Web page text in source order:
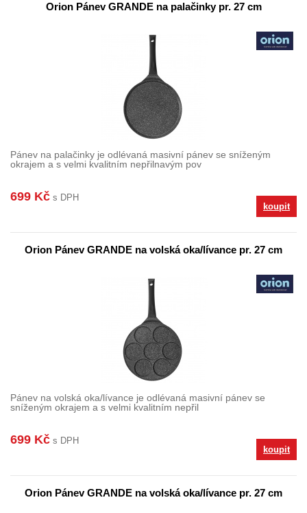
Orion Pánev GRANDE na palačinky pr. 27 cm
Pánev na palačinky je odlévaná masivní pánev se sníženým
okrajem a s velmi kvalitním nepřilnavým pov
699 Kč s DPH
koupit
Orion Pánev GRANDE na volská oka/lívance pr. 27 cm
Pánev na volská oka/lívance je odlévaná masivní pánev se
sníženým okrajem a s velmi kvalitním nepřil
699 Kč s DPH
koupit
Orion Pánev GRANDE na volská oka/lívance pr. 27 cm